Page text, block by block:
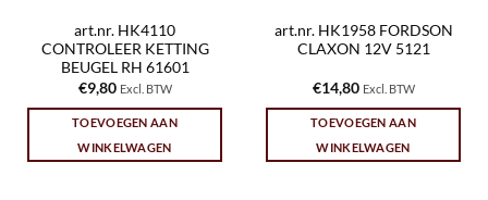
art.nr. HK4110
CONTROLEER KETTING
BEUGEL RH 61601
€9,80 Excl. BTW
TOEVOEGEN AAN
WINKELWAGEN
art.nr. HK1958 FORDSON
CLAXON 12V 5121
€14,80 Excl. BTW
TOEVOEGEN AAN
WINKELWAGEN